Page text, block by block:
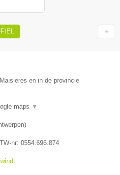
en in de provincie
maps ▼
)
nr: 0554.696.874